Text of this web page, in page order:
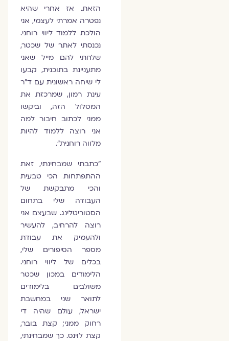
הזאת. אז אחרי שהיא
נפטרה אמרתי לעצמי, אני
הולכת ללמוד ליווי רוחני.
נכנסתי לאתר של שכטר,
שלחתי להם מייל שאני
מתעניינת בתוכנית, קבעו
לי שיחה ראשונית עם ד"ר
עינת רמון, שמרכזת את
המסלול הזה, וביקשו
ממני לכתוב חיבור למה
אני רוצה ללמוד להיות
מלווה רוחנית".
"כתבתי שמבחינתי, זאת
ההתפתחות הכי טבעית
והכי מתבקשת של
העבודה שלי בתחום
הסטוריטלינג. שבעצם אני
רוצה להרחיב, להעשיר
ולהעמיק את עבודת
מספר הסיפורים שלי,
בכלים של ליווי רוחני.
הלימודים במכון שכטר
משולבים בלימודים
לתואר שני במחשבת
ישראל, עולם שהיה די
רחוק ממני; קצת בובר,
קצת לוינס. כך שמבחינתי,